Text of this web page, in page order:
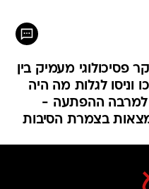
פסיכולוגי מעמיק בין
וניסו לגלות מה היה
למרבה ההפתעה -
בצמרת הסיבות